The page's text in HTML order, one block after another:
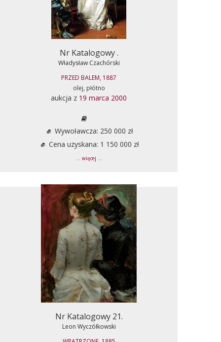
Nr Katalogowy .
Władysław Czachórski
PRZED BALEM, 1887
olej, płótno
aukcja z 19 marca 2000
Wywoławcza: 250 000 zł
Cena uzyskana: 1 150 000 zł
... więcej ...
Nr Katalogowy 21.
Leon Wyczółkowski